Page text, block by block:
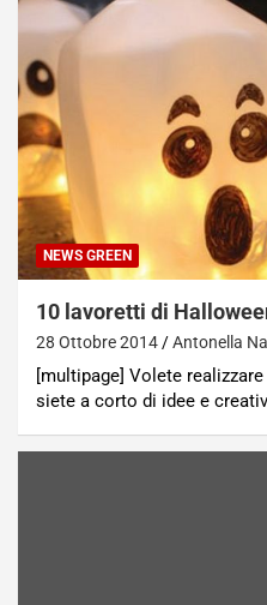
NEWS GREEN
10 lavoretti di
28 Ottobre 2014 Antonella
[multipage] Volete
siete a corto di idee e